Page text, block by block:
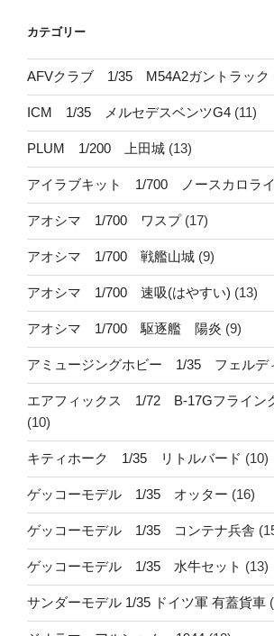
カテゴリー
AFVクラブ 1/35 M54A2ガントラック
ICM 1/35 メルセデスベンツG4 (11)
PLUM 1/200 上田城 (13)
アイラブキット 1/700 ノースカロラ
アオシマ 1/700 ワスプ(17)
アオシマ 1/700 戦艦山城 (9)
アオシマ 1/700 速吸(はやすい) (13)
アオシマ 1/700 駆逐艦 陽炎 (9)
アミュージングホビー 1/35 フェルデ
エアフィックス 1/72 B-17Gフライン
(10)
キティホーク 1/35 リトルバード (10)
ゲッコーモデル 1/35 オッター (16)
ゲッコーモデル 1/35 コンテナ兵舎
ゲッコーモデル 1/35 水牛セット (13)
サンダーモデル 1/35 ドイツ軍 有蓋貨車